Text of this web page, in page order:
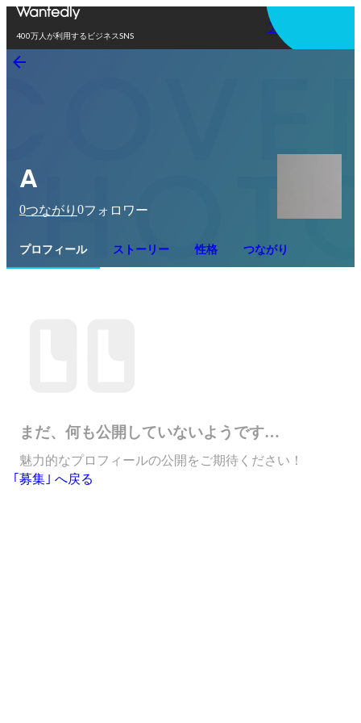
400万人が利用するビジネスSNS
アプリを使う
A
0つながり 0フォロワー
プロフィール ストーリー 性格 つながり
まだ、何も公開していないようです…
魅力的なプロフィールの公開をご期待ください！
｢募集｣ へ戻る